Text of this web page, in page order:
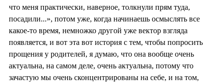
что меня практически, наверное, толкнули прям туда,
посадили...», потом уже, когда начинаешь осмыслять все
какое-то время, немножко другой уже вектор взгляда
появляется, и вот эта вот история с тем, чтобы попросить
прощения у родителей, я думаю, что она вообще очень
актуальна, на самом деле, очень актуальна, потому что
зачастую мы очень сконцентрированы на себе, и на том,